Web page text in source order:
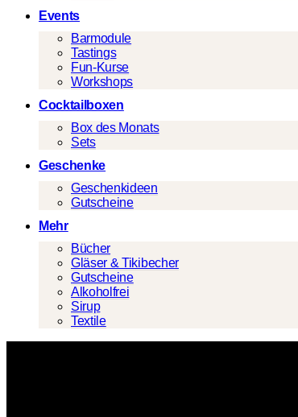
Events
Barmodule
Tastings
Fun-Kurse
Workshops
Cocktailboxen
Box des Monats
Sets
Geschenke
Geschenkideen
Gutscheine
Mehr
Bücher
Gläser & Tikibecher
Gutscheine
Alkoholfrei
Sirup
Textile